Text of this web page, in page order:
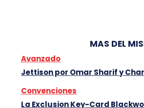
MAS DEL
Avanzado
Jettison por Omar Sharif y
Convenciones
La Exclusion Key-Card